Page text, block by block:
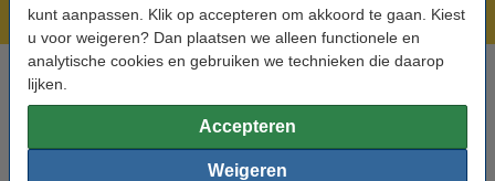
kunt aanpassen. Klik op accepteren om akkoord te gaan. Kiest
u voor weigeren? Dan plaatsen we alleen functionele en
analytische cookies en gebruiken we technieken die daarop
lijken.
Accepteren
Weigeren
Groot assortiment!
Op werkdagen van 9.00 tot 17.30 uur